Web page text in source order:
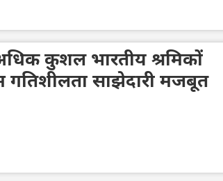
कुशल भारतीय श्रमिकों
साझेदारी मजबूत